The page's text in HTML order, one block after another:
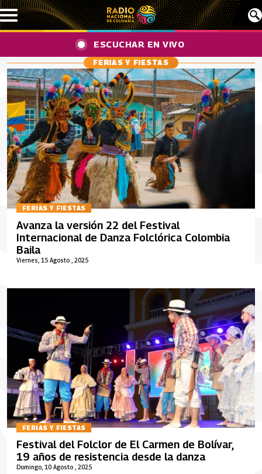
Pasar al contenido principal
ESCUCHAR EN VIVO
FERIAS Y FIESTAS
FERIAS Y FIESTAS
Viernes, 15 Agosto , 2025
Avanza la versión 22 del Festival
Internacional de Danza Folclórica Colombia
Baila
FERIAS Y FIESTAS
Domingo, 10 Agosto , 2025
Festival del Folclor de El Carmen de Bolívar,
19 años de resistencia desde la danza